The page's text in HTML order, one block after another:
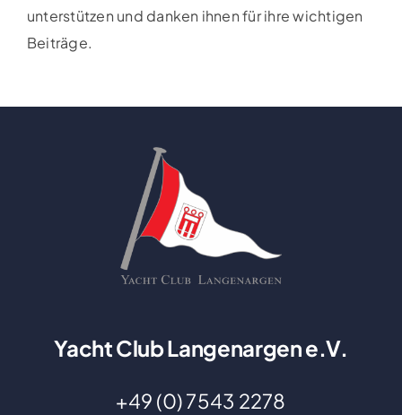
unterstützen und danken ihnen für ihre wichtigen
Beiträge.
Yacht Club Langenargen e.V.
+49 (0) 7543 2278